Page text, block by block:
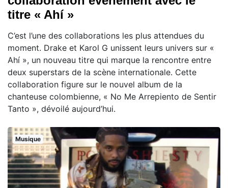
titre « Ahí »
C’est l’une des collaborations les plus attendues du
moment. Drake et Karol G unissent leurs univers sur «
Ahí », un nouveau titre qui marque la rencontre entre
deux superstars de la scène internationale. Cette
collaboration figure sur le nouvel album de la
chanteuse colombienne, « No Me Arrepiento de Sentir
Tanto », dévoilé aujourd’hui.
Musique